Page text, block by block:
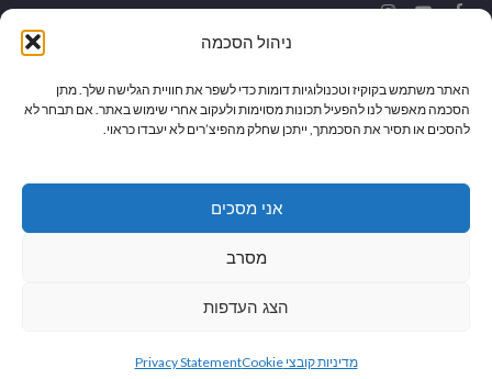
ניהול הסכמה
האתר משתמש בקוקיז וטכנולוגיות דומות כדי לשפר את חוויית הגלישה שלך. מתן
הסכמה מאפשר לנו להפעיל תכונות מסוימות ולעקוב אחרי שימוש באתר. אם תבחר לא
להסכים או תסיר את הסכמתך, ייתכן שחלק מהפיצ’רים לא יעבדו כראוי.
אני מסכים
מסרב
הצג העדפות
מדיניות קובצי Cookie Privacy Statement
מיתוג עיצוב ובניית אתרים